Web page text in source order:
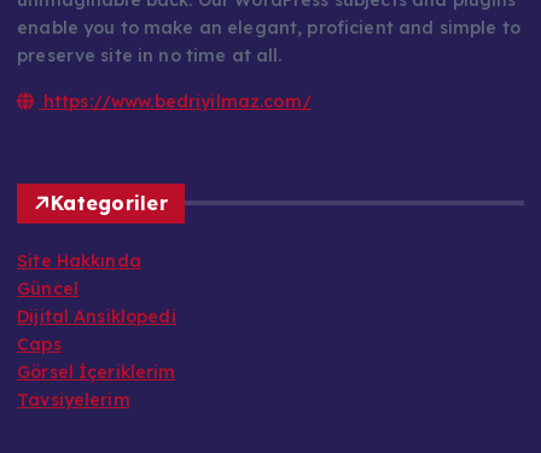
unimaginable back. Our WordPress subjects and plugins
enable you to make an elegant, proficient and simple to
preserve site in no time at all.
https://www.bedriyilmaz.com/
Kategoriler
Site Hakkında
Güncel
Dijital Ansiklopedi
Caps
Görsel İçeriklerim
Tavsiyelerim